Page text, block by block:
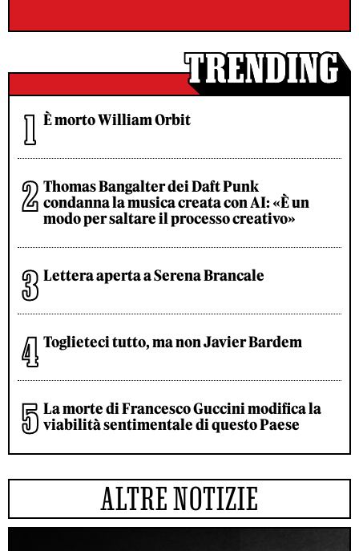
È morto William Orbit
Thomas Bangalter dei Daft Punk
condanna la musica creata con AI: «È un
modo per saltare il processo creativo»
Lettera aperta a Serena Brancale
Toglieteci tutto, ma non Javier Bardem
La morte di Francesco Guccini modifica la
viabilità sentimentale di questo Paese
ALTRE NOTIZIE